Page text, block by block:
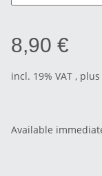
8,90 €
incl. 19% VAT , plus
Available